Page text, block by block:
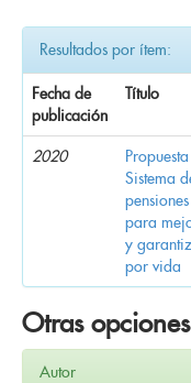
Resultados por ítem:
Fecha de
publicación
Título
2020
Sistema
para
y
por vida
Otras
Autor